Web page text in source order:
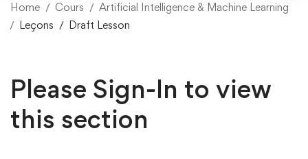
Home Cours
Artificial Intelligence & Machine Learning
Leçons
Draft Lesson
Please Sign-In to view
this section